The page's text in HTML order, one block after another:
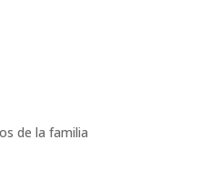
de la familia